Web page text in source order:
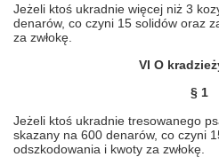
Jeżeli ktoś ukradnie więcej niż 3
denarów, co czyni 15 solidów oraz
za zwłokę.
VI O
§ 1
Jeżeli ktoś ukradnie tresowanego
skazany na 600 denarów, co czyni
odszkodowania i kwoty za zwłokę.